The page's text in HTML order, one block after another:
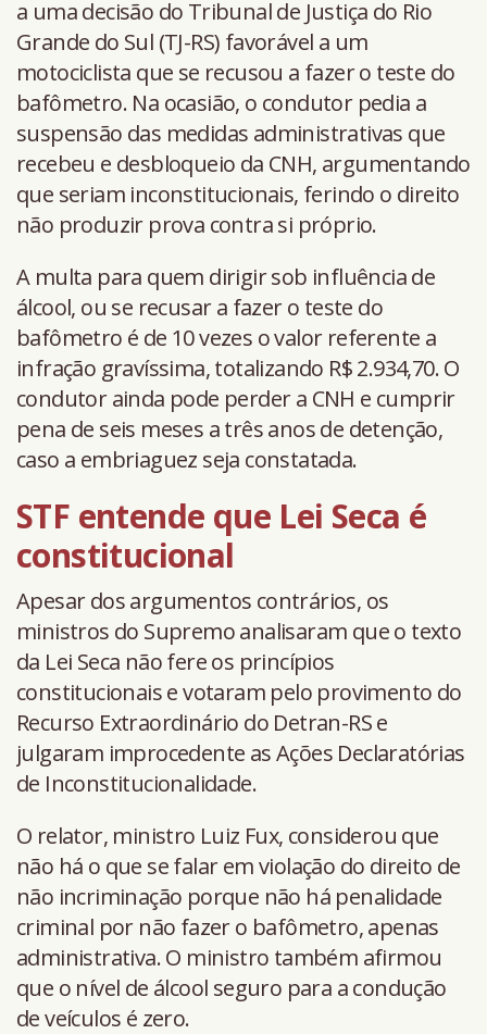
a uma decisão do Tribunal de Justiça do Rio
Grande do Sul (TJ-RS) favorável a um
motociclista que se recusou a fazer o teste do
bafômetro. Na ocasião, o condutor pedia a
suspensão das medidas administrativas que
recebeu e desbloqueio da CNH, argumentando
que seriam inconstitucionais, ferindo o direito
não produzir prova contra si próprio.
A multa para quem dirigir sob influência de
álcool, ou se recusar a fazer o teste do
bafômetro é de 10 vezes o valor referente a
infração gravíssima, totalizando R$ 2.934,70. O
condutor ainda pode perder a CNH e cumprir
pena de seis meses a três anos de detenção,
caso a embriaguez seja constatada.
STF entende que Lei Seca é
constitucional
Apesar dos argumentos contrários, os
ministros do Supremo analisaram que o texto
da Lei Seca não fere os princípios
constitucionais e votaram pelo provimento do
Recurso Extraordinário do Detran-RS e
julgaram improcedente as Ações Declaratórias
de Inconstitucionalidade.
O relator, ministro Luiz Fux, considerou que
não há o que se falar em violação do direito de
não incriminação porque não há penalidade
criminal por não fazer o bafômetro, apenas
administrativa. O ministro também afirmou
que o nível de álcool seguro para a condução
de veículos é zero.